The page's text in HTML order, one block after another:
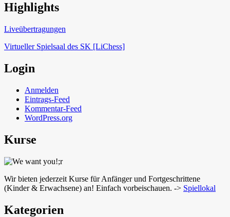
Schach in Lauffen
Highlights
Liveübertragungen
Virtueller Spielsaal des SK [LiChess]
Login
Anmelden
Eintrags-Feed
Kommentar-Feed
WordPress.org
Kurse
Wir bieten jederzeit Kurse für Anfänger und Fortgeschrittene
(Kinder & Erwachsene) an! Einfach vorbeischauen. -> Spiellokal
Kategorien